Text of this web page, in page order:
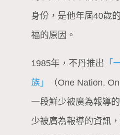
身份，是他年屆40歲
福的原因。
1985年，不丹推出 「
族」
（One Nation,
一段鮮少被廣為報導
少被廣為報導的資訊